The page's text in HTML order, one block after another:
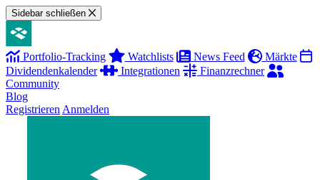
Sidebar schließen
Portfolio-Tracking Watchlists News Feed
Märkte
Dividendenkalender
Integrationen
Finanzrechner
Community
Blog
Registrieren Anmelden